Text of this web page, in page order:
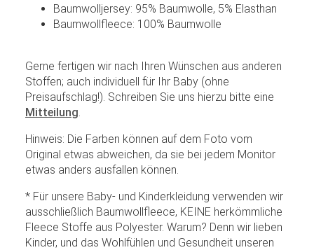
Baumwolljersey: 95% Baumwolle, 5% Elasthan
Baumwollfleece: 100% Baumwolle
Gerne fertigen wir nach Ihren Wünschen aus anderen
Stoffen; auch individuell für Ihr Baby (ohne
Preisaufschlag!). Schreiben Sie uns hierzu bitte eine
Mitteilung
Hinweis: Die Farben können auf dem Foto vom
Original etwas abweichen, da sie bei jedem Monitor
etwas anders ausfallen können.
* Für unsere Baby- und Kinderkleidung verwenden wir
ausschließlich Baumwollfleece, KEINE herkömmliche
Fleece Stoffe aus Polyester. Warum? Denn wir lieben
Kinder, und das Wohlfühlen und Gesundheit unseren